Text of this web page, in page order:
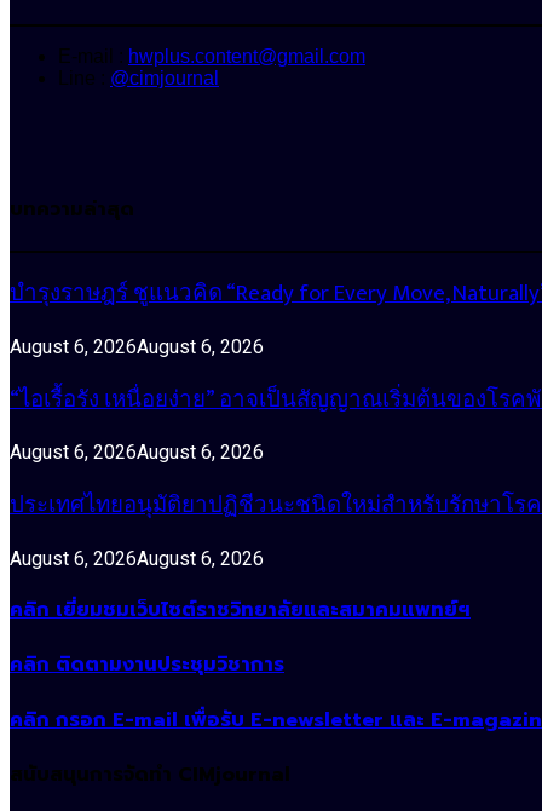
E-mail : hwplus.content@gmail.com
Line : @cimjournal
บทความล่าสุด
บำรุงราษฎร์ ชูแนวคิด “Ready for Every Move,
August 6, 2026August 6, 2026
“ไอเรื้อรัง เหนื่อยง่าย” อาจเป็นสัญญาณเริ่มต้นของ
August 6, 2026August 6, 2026
ประเทศไทยอนุมัติยาปฏิชีวนะชนิดใหม่สำหรับรักษาโร
August 6, 2026August 6, 2026
คลิก เยี่ยมชมเว็บไซต์ราชวิทยาลัยและสมาคมแพทย์ฯ
คลิก ติดตามงานประชุมวิชาการ
คลิก กรอก E-mail เพื่อรับ E-newsletter และ E-
สนับสนุนการจัดทำ CIMjournal